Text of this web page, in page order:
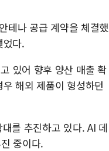
테나 공급 계약을 체결했
었다.
있어 향후 양산 매출 확
해외 제품이 형성하던
를 추진하고 있다. AI 데
중이다.